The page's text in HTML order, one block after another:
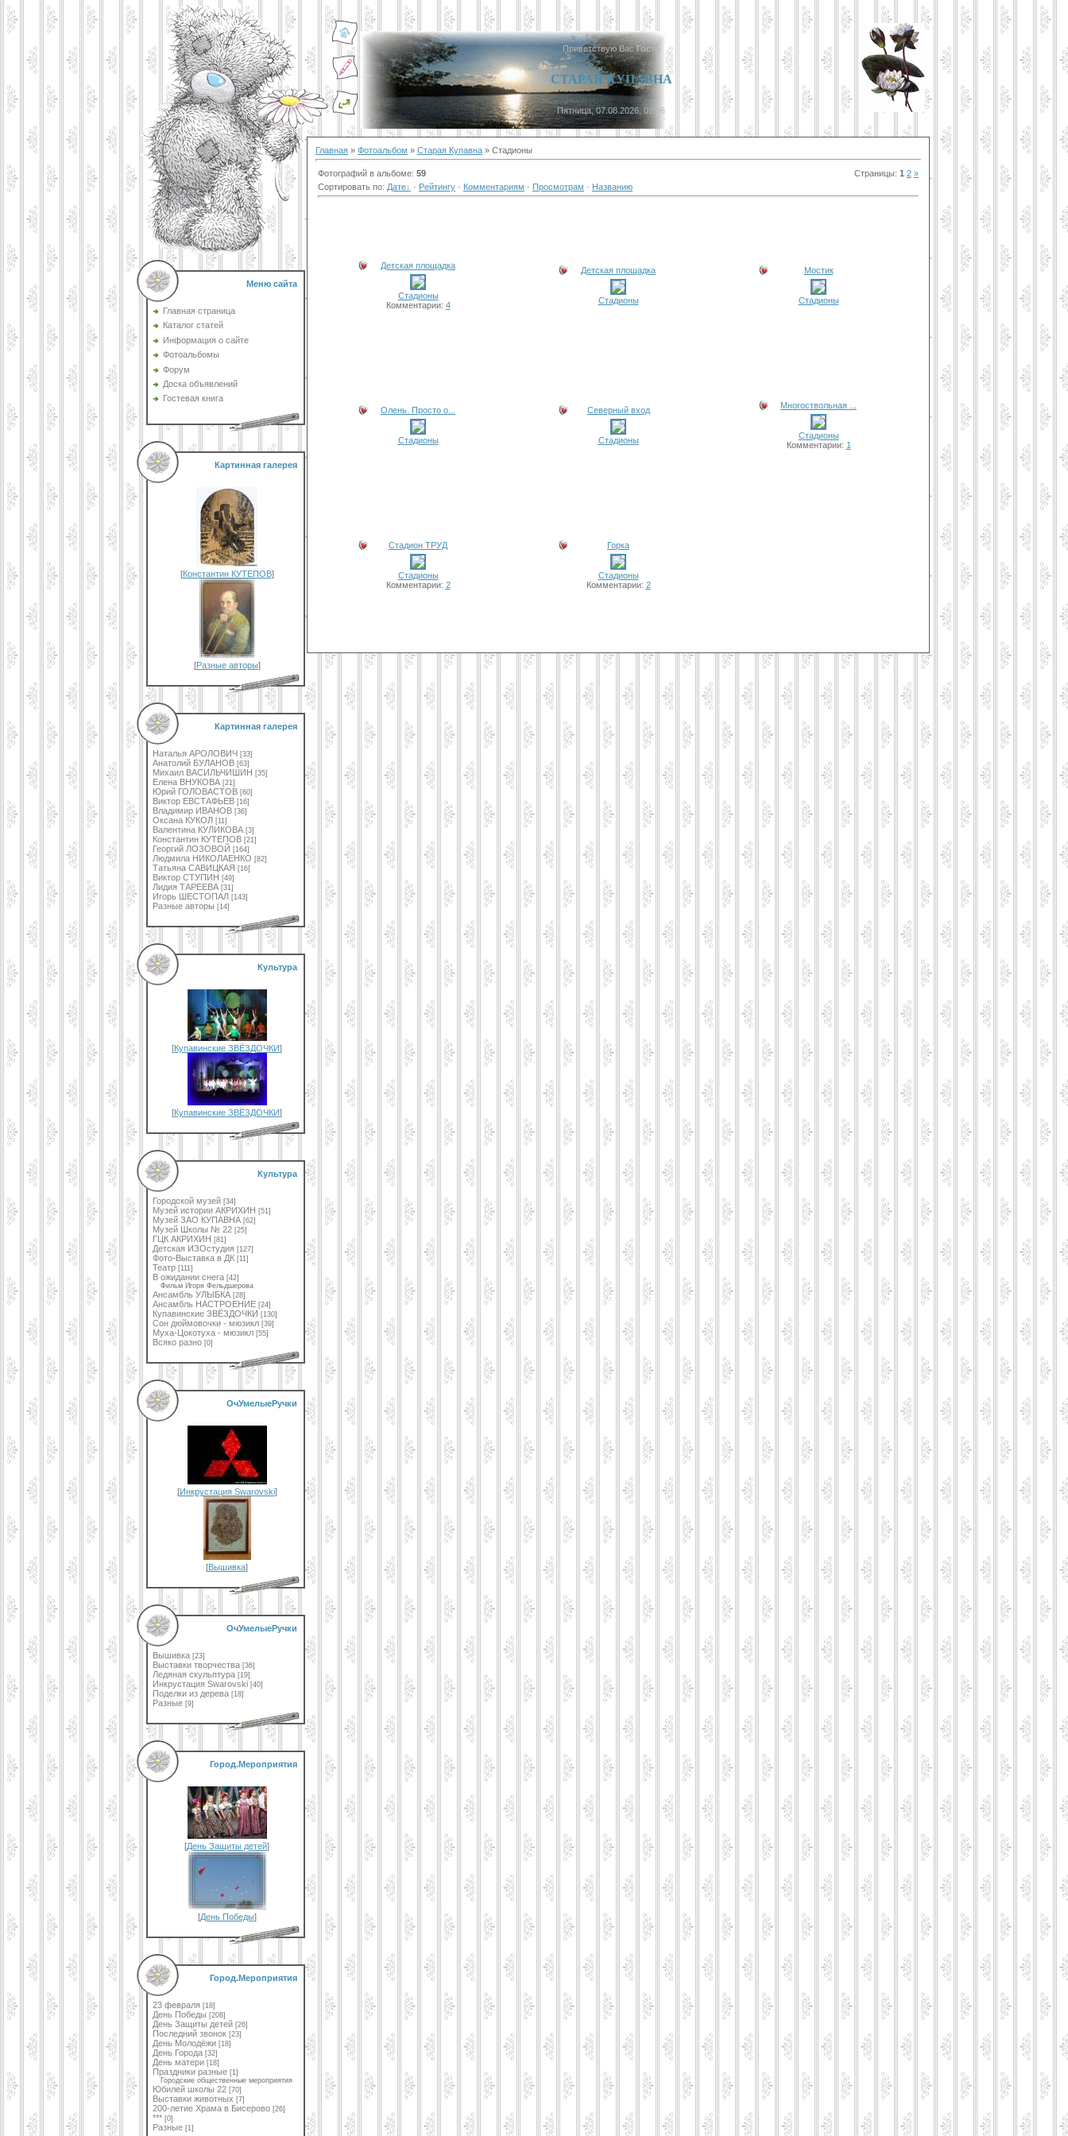
Меню сайта
Главная страница
Каталог статей
Информация о сайте
Фотоальбомы
Форум
Доска объявлений
Гостевая книга
Картинная галерея
[Константин КУТЕПОВ]
[Разные авторы]
Картинная галерея
Наталья АРОЛОВИЧ [33]
Анатолий БУЛАНОВ [63]
Михаил ВАСИЛЬЧИШИН [35]
Елена ВНУКОВА [21]
Юрий ГОЛОВАСТОВ [60]
Виктор ЕВСТАФЬЕВ [16]
Владимир ИВАНОВ [36]
Оксана КУКОЛ [11]
Валентина КУЛИКОВА [3]
Константин КУТЕПОВ [21]
Георгий ЛОЗОВОЙ [164]
Людмила НИКОЛАЕНКО [82]
Татьяна САВИЦКАЯ [16]
Виктор СТУПИН [49]
Лидия ТАРЕЕВА [31]
Игорь ШЕСТОПАЛ [143]
Разные авторы [14]
Культура
[Купавинские ЗВЁЗДОЧКИ]
[Купавинские ЗВЁЗДОЧКИ]
Культура
Городской музей [34]
Музей истории АКРИХИН [51]
Музей ЗАО КУПАВНА [62]
Музей Школы № 22 [25]
ГЦК АКРИХИН [81]
Детская ИЗОстудия [127]
Фото-Выставка в ДК [11]
Театр [111]
В ожидании снега [42]
Фильм Игоря Фельдшерова
Ансамбль УЛЫБКА [28]
Ансамбль НАСТРОЕНИЕ [24]
Купавинские ЗВЁЗДОЧКИ [130]
Сон дюймовочки - мюзикл [39]
Муха-Цокотуха - мюзикл [55]
Всяко разно [0]
ОчУмелыеРучки
[Инкрустация Swarovski]
[Вышивка]
ОчУмелыеРучки
Вышивка [23]
Выставки творчества [36]
Ледяная скульптура [19]
Инкрустация Swarovski [40]
Поделки из дерева [18]
Разные [9]
Город.Мероприятия
[День Защиты детей]
[День Победы]
Город.Мероприятия
23 февраля [18]
День Победы [208]
День Защиты детей [26]
Последний звонок [23]
День Молодёжи [18]
День Города [32]
День матери [18]
Праздники разные [1]
Городские общественные мероприятия
Юбилей школы 22 [70]
Выставки животных [7]
200-летие Храма в Бисерово [26]
*** [0]
Разные [1]
Приветствую Вас Гость
СТАРАЯ КУПАВНА
Пятница, 07.08.2026, 02:06
Главная » Фотоальбом » Старая Купавна » Стадионы
Фотографий в альбоме: 59 Страницы: 1 2 »
Сортировать по: Дате · Рейтингу · Комментариям · Просмотрам · Названию
Детская площадка
Стадионы
Комментарии: 4
Детская площадка
Стадионы
Мостик
Стадионы
Олень. Просто о...
Стадионы
Северный вход
Стадионы
Многоствольная ...
Стадионы
Комментарии: 1
Стадион ТРУД
Стадионы
Комментарии: 2
Горка
Стадионы
Комментарии: 2